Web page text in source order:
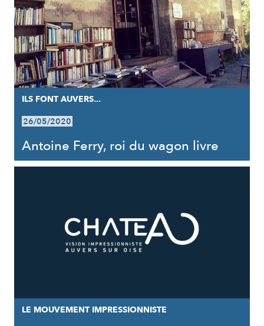
ILS FONT AUVERS...
26/05/2020
Antoine Ferry, roi du wagon livre
LE MOUVEMENT IMPRESSIONNISTE